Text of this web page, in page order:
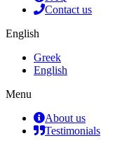
Contact us
English
Greek
English
Menu
About us
Testimonials